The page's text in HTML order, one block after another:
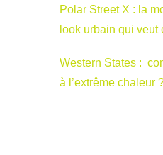
Polar Street X : la
look urbain qui veut
Western States :
à l’extrême chaleur